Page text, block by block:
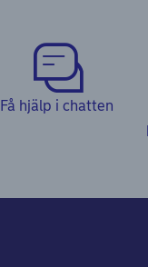
Få hjälp i chatten